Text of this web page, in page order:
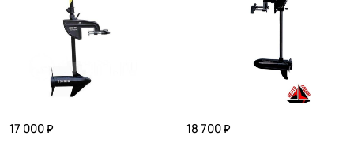
17 000 ₽
18 700 ₽